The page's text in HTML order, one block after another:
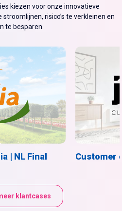
kiezen voor onze innovatieve
risico’s te verkleinen en
te besparen.
| NL Final Customer
klantcases